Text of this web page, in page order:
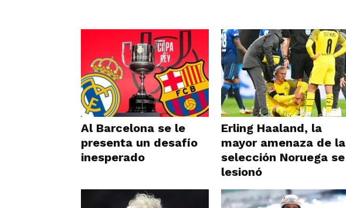
Al Barcelona se le
presenta un desafío
inesperado
Erling Haaland, la
mayor amenaza de la
selección Noruega se
lesionó